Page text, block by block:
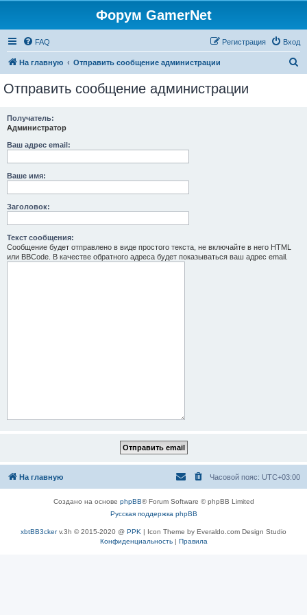
Форум GamerNet
FAQ Вход
Регистрация
На главную Отправить сообщение администрации
Отправить сообщение администрации
Получатель:
Администратор
Ваш адрес email:
Ваше имя:
Заголовок:
Текст сообщения:
Сообщение будет отправлено в виде простого текста, не включайте в него HTML
или BBCode. В качестве обратного адреса будет показываться ваш адрес email.
На главную Часовой пояс: UTC+03:00
Создано на основе phpBB® Forum Software © phpBB Limited
Русская поддержка phpBB
xbtBB3ckerv.3h © 2015-2020 @ PPK | Icon Theme by Everaldo.com Design Studio
Конфиденциальность| Правила